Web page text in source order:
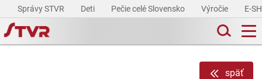
Správy STVR Deti Pečie celé Slovensko Výročie E-
späť